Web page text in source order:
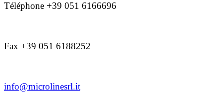
Téléphone +39 051 6166696
Fax +39 051 6188252
info@microlinesrl.it